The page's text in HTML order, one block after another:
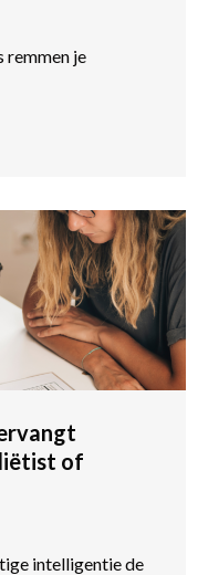
remmen je
of
intelligentie de